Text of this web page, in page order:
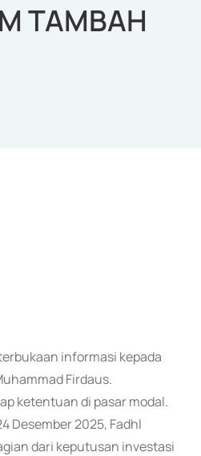
TAMBAH
informasi kepada
Firdaus.
ketentuan di pasar modal.
Desember 2025, Fadhl
dari keputusan investasi